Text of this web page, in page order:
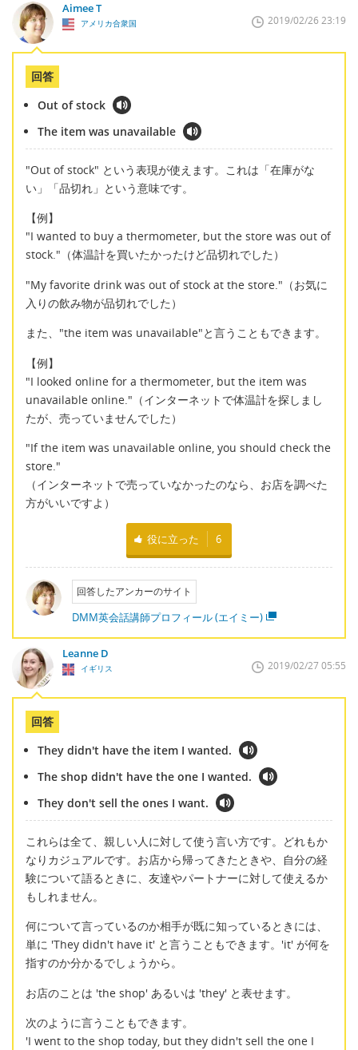
Aimee T
アメリカ合衆国 2019/02/26 23:19
回答
Out of stock
The item was unavailable
"Out of stock" という表現が使えます。これは「在庫がな
い」「品切れ」という意味です。
【例】
"I wanted to buy a thermometer, but the store was out of
stock."（体温計を買いたかったけど品切れでした）
"My favorite drink was out of stock at the store."（お気に
入りの飲み物が品切れでした）
また、"the item was unavailable"と言うこともできます。
【例】
"I looked online for a thermometer, but the item was
unavailable online."（インターネットで体温計を探しまし
たが、売っていませんでした）
"If the item was unavailable online, you should check the
store."
（インターネットで売っていなかったのなら、お店を調べた
方がいいですよ）
役に立った 6
回答したアンカーのサイト
DMM英会話講師プロフィール (エイミー)
Leanne D
イギリス 2019/02/27 05:55
回答
They didn't have the item I wanted.
The shop didn't have the one I wanted.
They don't sell the ones I want.
これらは全て、親しい人に対して使う言い方です。どれもか
なりカジュアルです。お店から帰ってきたときや、自分の経
験について語るときに、友達やパートナーに対して使えるか
もしれません。
何について言っているのか相手が既に知っているときには、
単に 'They didn't have it' と言うこともできます。'it' が何を
指すのか分かるでしょうから。
お店のことは 'the shop' あるいは 'they' と表せます。
次のように言うこともできます。
'I went to the shop today, but they didn't sell the one I